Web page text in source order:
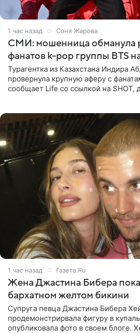
1 час назад Соня Жарова
СМИ: мошенница обманула
фанатов k-pop группы BTS
Турагентка из Казахстана Индира
провернула крупную аферу с
сообщает Life со ссылкой на SHOT,
1 час назад Газета.Ru
Жена Джастина Бибера
бархатном желтом бикини
Супруга певца Джастина Бибера
продемонстрирвала фигуру в
опубликовала фото в своем блоге.